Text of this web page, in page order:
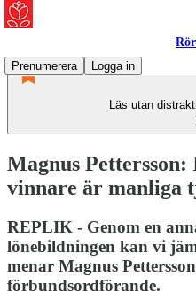
Prenumerera
Logga in
Läs utan
Magnus
vinnare är manliga
REPLIK - Genom en
lönebildningen kan vi
menar Magnus
förbundsordförande.